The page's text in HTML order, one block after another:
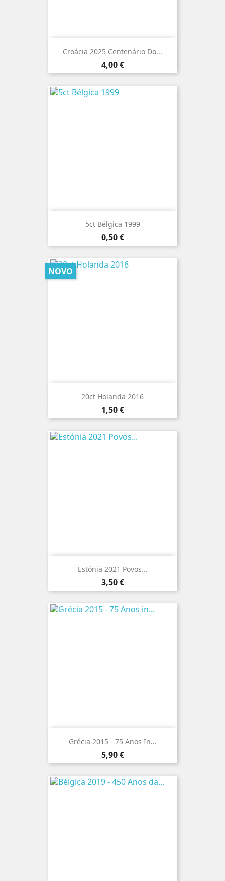
Croácia 2025 Centenário Do...
Preço
4,00 €
5ct Bélgica 1999
Preço
0,50 €
20ct Holanda 2016
Preço
1,50 €
NOVO
Estónia 2021 Povos...
Preço
3,50 €
Grécia 2015 - 75 Anos In...
Preço
5,90 €